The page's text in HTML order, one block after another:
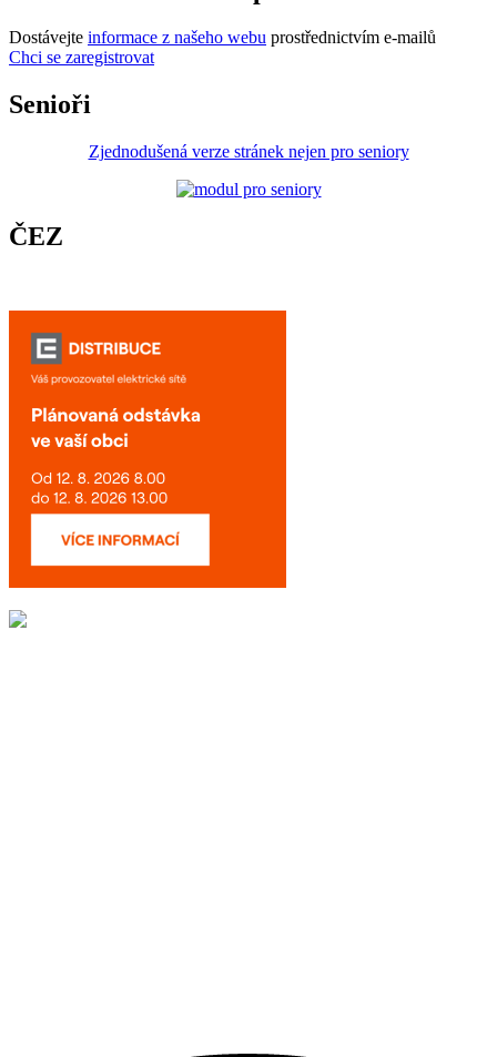
Dostávejte informace z našeho webu prostřednictvím e-mailů
Chci se zaregistrovat
Senioři
Zjednodušená verze stránek nejen pro seniory
ČEZ